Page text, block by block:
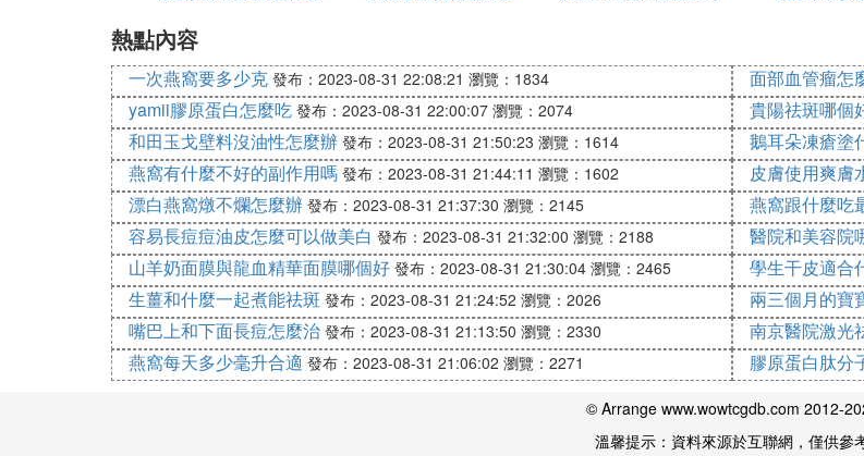
屬猴的人，偶爾會抑制不住驕橫的天性，會無心地傷害到身邊的人。陰沉木金絲楠手
調、靜謐的本性。陰沉木金絲楠手串是屬猴之人很好的開運配飾，深藏水底的低調和
質的會更加魅力四射。>>>>
雞——椰殼
屬雞的人彈性小比較實際，今年還容易招惹口舌是非，所以，一定要謹言慎行，處處
汗。清代袁枚《隨園詩話》中說：「近來習尚，丈夫多臂纏金鐲，手弄椰珠……」椰
狗——南紅
屬狗的人擁有一顆無限寬容的心，他們喜歡探求人類精神領域的內涵，這會讓他們看
能幫助他們傳達出時刻關注別人的信息，賜予他們積極與人溝通的神秘力量，提升人
豬——水晶
屬豬的人需要有能使自己的風韻和嫻雅得到表現和被鑒賞的機會，渴望生活在充滿藝
熱點內容
一次燕窩要多少克 發布：2023-08-31 22:08:21 瀏覽：1834 面部血管瘤怎
yamii膠原蛋白怎麼吃 發布：2023-08-31 22:00:07 瀏覽：2074 貴陽祛斑哪個
和田玉戈壁料沒油性怎麼辦 發布：2023-08-31 21:50:23 瀏覽：1614 鵝耳朵凍瘡塗
燕窩有什麼不好的副作用嗎 發布：2023-08-31 21:44:11 瀏覽：1602 皮膚使用爽膚
漂白燕窩燉不爛怎麼辦 發布：2023-08-31 21:37:30 瀏覽：2145 燕窩跟什麼吃
容易長痘痘油皮怎麼可以做美白 發布：2023-08-31 21:32:00 瀏覽：2188 醫院和美容院
山羊奶面膜與龍血精華面膜哪個好 發布：2023-08-31 21:30:04 瀏覽：2465 學生干皮適合
生薑和什麼一起煮能祛斑 發布：2023-08-31 21:24:52 瀏覽：2026 兩三個月的寶
嘴巴上和下面長痘怎麼治 發布：2023-08-31 21:13:50 瀏覽：2330 南京醫院激光
燕窩每天多少毫升合適 發布：2023-08-31 21:06:02 瀏覽：2271 膠原蛋白肽分
© Arrange www.wowtcgdb.com 2012-
溫馨提示：資料來源於互聯網，僅供參